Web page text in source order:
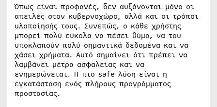
Όπως είναι προφανές, δεν αυξάνονται μόνο οι
απειλές στον κυβερνοχώρο, αλλά και οι τρόποι
υλοποίησής τους. Συνεπώς, ο κάθε χρήστης
μπορεί πολύ εύκολα να πέσει θύμα, να του
υποκλαπούν πολύ σημαντικά δεδομένα και να
χάσει χρήματα. Αυτό σημαίνει ότι πρέπει να
λαμβάνει μέτρα ασφαλείας και να
ενημερώνεται. Η πιο safe λύση είναι η
εγκατάσταση ενός πλήρους προγράμματος
προστασίας.